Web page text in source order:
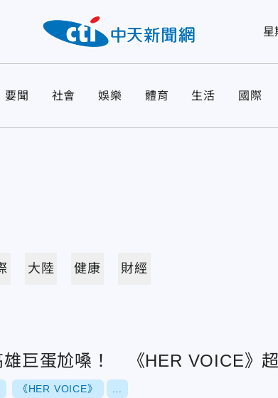
星
要聞 社會 娛樂 體育 生活 國際
大陸 健康 財經
雄巨蛋尬嗓！ 《HER VOICE》
《HER VOICE》